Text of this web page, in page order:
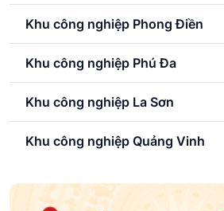
Khu công nghiệp Phong Điền
Khu công nghiệp Phú Đa
Khu công nghiệp La Sơn
Khu công nghiệp Quảng Vinh